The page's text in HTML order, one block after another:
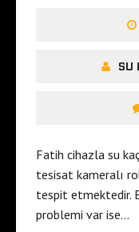
SU
Fatih cihazla su
tesisat kameralı
tespit etmektedir.
problemi var ise…